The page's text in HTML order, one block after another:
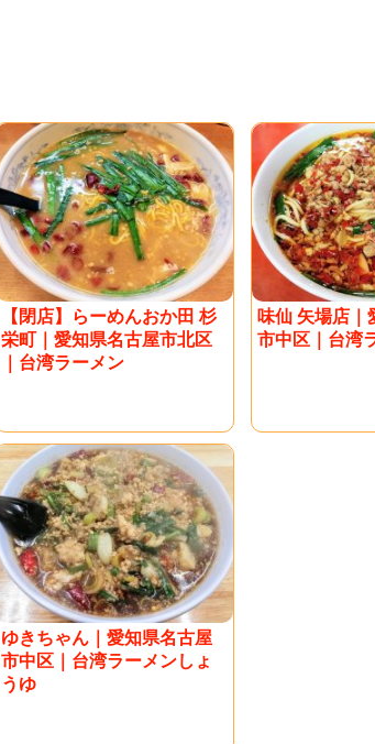
【閉店】らーめんおか田 杉
栄町｜愛知県名古屋市北区
｜台湾ラーメン
味仙 矢場店｜
市中区｜台湾
ゆきちゃん｜愛知県名古屋
市中区｜台湾ラーメンしょ
うゆ